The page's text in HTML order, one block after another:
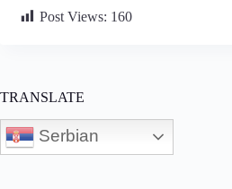
Post Views: 160
TRANSLATE
Serbian